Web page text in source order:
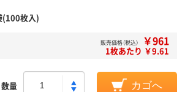
(100枚入)
販売価格（税込） ￥961
1枚あたり ￥9.61
数量 カゴへ